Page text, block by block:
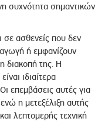
συχνότητα σημαντικών
σε ασθενείς που δεν
ή εμφανίζουν
διακοπή της. Η
ιδιαίτερα
επεμβάσεις αυτές για
η μετεξέλιξη αυτής
λεπτομερής τεχνική